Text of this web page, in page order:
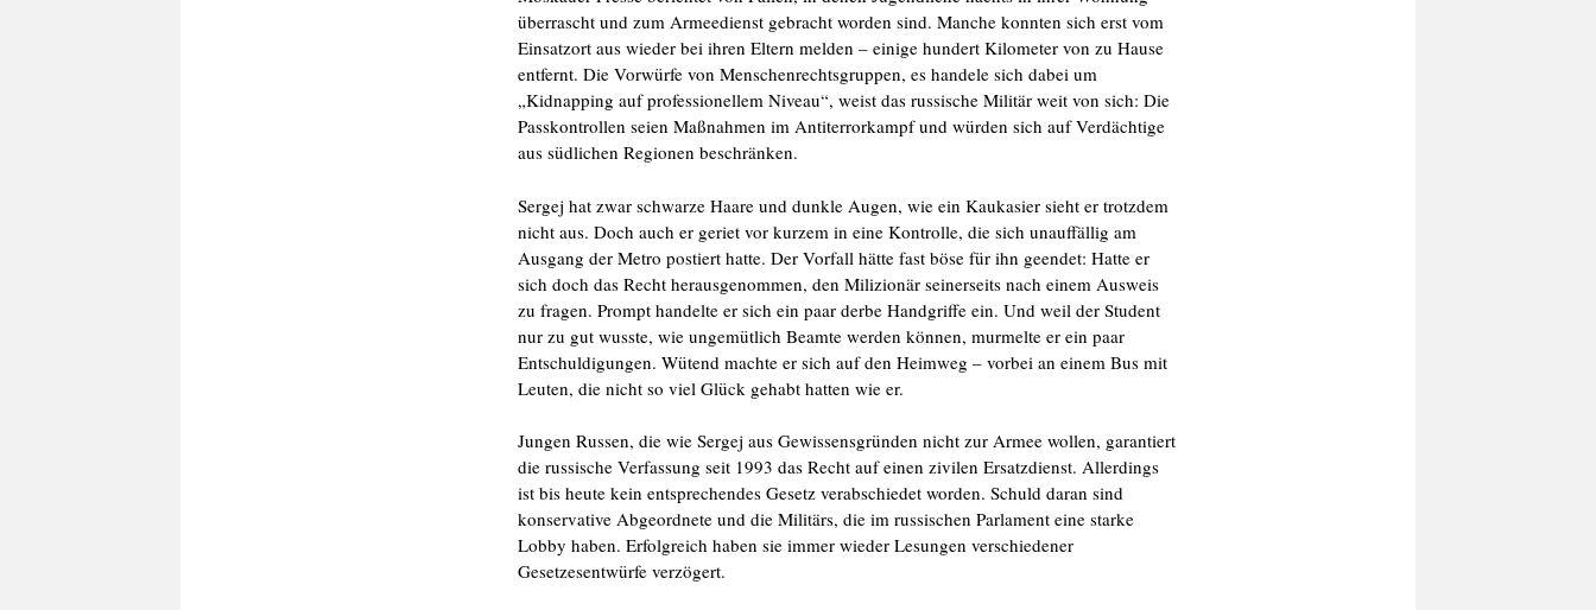
überrascht und zum Armeedienst gebracht worden sind. Manche konnten sich erst vom
Einsatzort aus wieder bei ihren Eltern melden – einige hundert Kilometer von zu Hause
entfernt. Die Vorwürfe von Menschenrechtsgruppen, es handele sich dabei um
„Kidnapping auf professionellem Niveau“, weist das russische Militär weit von sich: Die
Passkontrollen seien Maßnahmen im Antiterrorkampf und würden sich auf Verdächtige
aus südlichen Regionen beschränken.
Sergej hat zwar schwarze Haare und dunkle Augen, wie ein Kaukasier sieht er trotzdem
nicht aus. Doch auch er geriet vor kurzem in eine Kontrolle, die sich unauffällig am
Ausgang der Metro postiert hatte. Der Vorfall hätte fast böse für ihn geendet: Hatte er
sich doch das Recht herausgenommen, den Milizionär seinerseits nach einem Ausweis
zu fragen. Prompt handelte er sich ein paar derbe Handgriffe ein. Und weil der Student
nur zu gut wusste, wie ungemütlich Beamte werden können, murmelte er ein paar
Entschuldigungen. Wütend machte er sich auf den Heimweg – vorbei an einem Bus mit
Leuten, die nicht so viel Glück gehabt hatten wie er.
Jungen Russen, die wie Sergej aus Gewissensgründen nicht zur Armee wollen, garantiert
die russische Verfassung seit 1993 das Recht auf einen zivilen Ersatzdienst. Allerdings
ist bis heute kein entsprechendes Gesetz verabschiedet worden. Schuld daran sind
konservative Abgeordnete und die Militärs, die im russischen Parlament eine starke
Lobby haben. Erfolgreich haben sie immer wieder Lesungen verschiedener
Gesetzesentwürfe verzögert.